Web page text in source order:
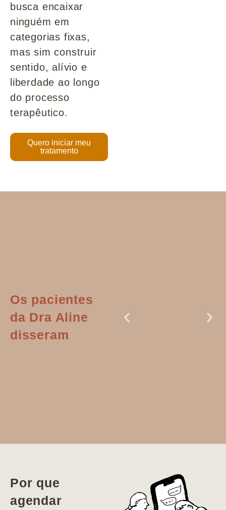
busca encaixar
ninguém em
categorias fixas,
mas sim construir
sentido, alívio e
liberdade ao longo
do processo
terapêutico.
Quero iniciar meu
tratamento
Os pacientes
da Dra Aline
disseram
vida. Ela me
encontrou num
estado misto de
Por que
agendar